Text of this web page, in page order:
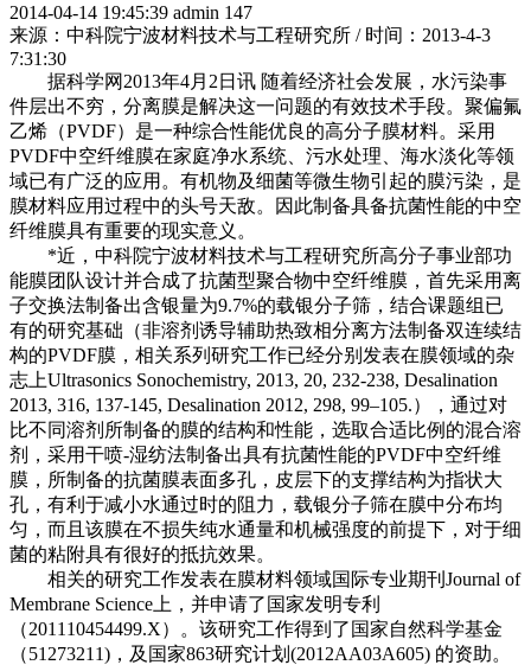
2014-04-14 19:45:39 admin 147
来源：中科院宁波材料技术与工程研究所 / 时间：2013-4-3
7:31:30
据科学网2013年4月2日讯 随着经济社会发展，水污染事
件层出不穷，分离膜是解决这一问题的有效技术手段。聚偏氟
乙烯（PVDF）是一种综合性能优良的高分子膜材料。采用
PVDF中空纤维膜在家庭净水系统、污水处理、海水淡化等领
域已有广泛的应用。有机物及细菌等微生物引起的膜污染，是
膜材料应用过程中的头号天敌。因此制备具备抗菌性能的中空
纤维膜具有重要的现实意义。
*近，中科院宁波材料技术与工程研究所高分子事业部功
能膜团队设计并合成了抗菌型聚合物中空纤维膜，首先采用离
子交换法制备出含银量为9.7%的载银分子筛，结合课题组已
有的研究基础（非溶剂诱导辅助热致相分离方法制备双连续结
构的PVDF膜，相关系列研究工作已经分别发表在膜领域的杂
志上Ultrasonics Sonochemistry, 2013, 20, 232-238, Desalination
2013, 316, 137-145, Desalination 2012, 298, 99–105.），通过对
比不同溶剂所制备的膜的结构和性能，选取合适比例的混合溶
剂，采用干喷-湿纺法制备出具有抗菌性能的PVDF中空纤维
膜，所制备的抗菌膜表面多孔，皮层下的支撑结构为指状大
孔，有利于减小水通过时的阻力，载银分子筛在膜中分布均
匀，而且该膜在不损失纯水通量和机械强度的前提下，对于细
菌的粘附具有很好的抵抗效果。
相关的研究工作发表在膜材料领域国际专业期刊Journal of
Membrane Science上，并申请了国家发明专利
（201110454499.X）。该研究工作得到了国家自然科学基金
（51273211)，及国家863研究计划(2012AA03A605) 的资助。